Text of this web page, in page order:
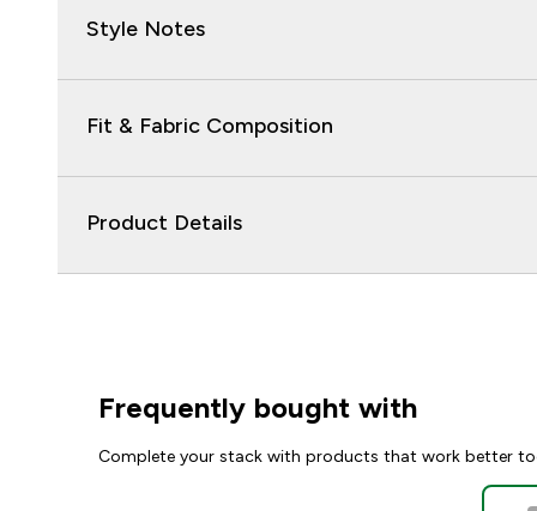
Style Notes
Fit & Fabric Composition
Product Details
Frequently bought with
Complete your stack with products that work better